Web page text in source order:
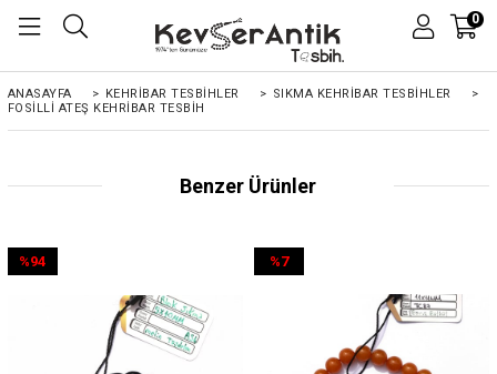
0
ANASAYFA > KEHRIBAR TESBIHLER > SIKMA KEHRİBAR TESBİHLER
>
FOSILLI ATEŞ KEHRIBAR TESBIH
Benzer Ürünler
%94
%7